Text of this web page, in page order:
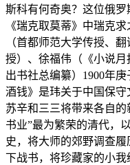
斯科有何奇奥？这位俄
《瑞克取莫蒂》中瑞克
（首都师范大学传授、
授）、徐福伟（《小说
出书社总编纂）1900年
酒钱》是玮关于中国保
苏辛和三三将带来各自
书业”最为繁荣的清代，
史，将大师的郊野调查
下战书，将珍藏家的小